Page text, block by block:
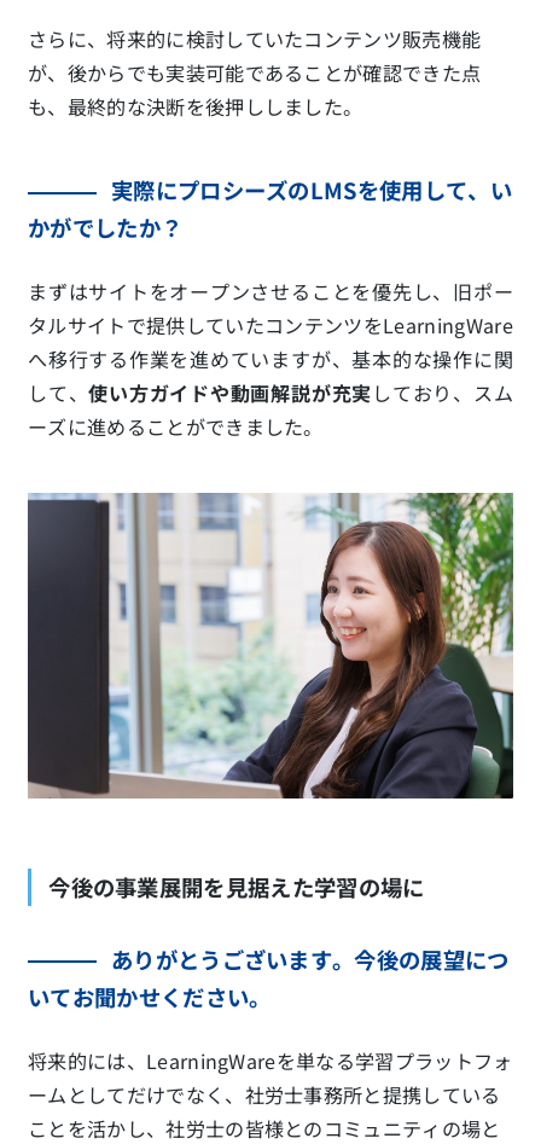
さらに、将来的に検討していたコンテンツ販売機能
が、後からでも実装可能であることが確認できた点
も、最終的な決断を後押ししました。
実際にプロシーズのLMSを使用して、い
かがでしたか？
まずはサイトをオープンさせることを優先し、旧ポー
タルサイトで提供していたコンテンツをLearningWare
へ移行する作業を進めていますが、基本的な操作に関
して、使い方ガイドや動画解説が充実しており、スム
ーズに進めることができました。
今後の事業展開を見据えた学習の場に
ありがとうございます。今後の展望につ
いてお聞かせください。
将来的には、LearningWareを単なる学習プラットフォ
ームとしてだけでなく、社労士事務所と提携している
ことを活かし、社労士の皆様とのコミュニティの場と